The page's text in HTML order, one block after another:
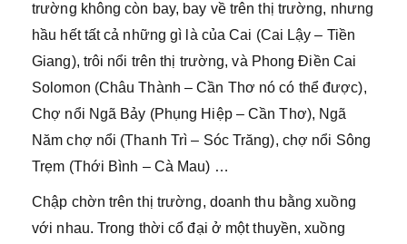
trường không còn bay, bay về trên thị trường, nhưng
hầu hết tất cả những gì là của Cai (Cai Lậy – Tiền
Giang), trôi nổi trên thị trường, và Phong Điền Cai
Solomon (Châu Thành – Cần Thơ nó có thể được),
Chợ nổi Ngã Bảy (Phụng Hiệp – Cần Thơ), Ngã
Năm chợ nổi (Thanh Trì – Sóc Trăng), chợ nổi Sông
Trẹm (Thới Bình – Cà Mau) …
Chập chờn trên thị trường, doanh thu bằng xuồng
với nhau. Trong thời cổ đại ở một thuyền, xuồng